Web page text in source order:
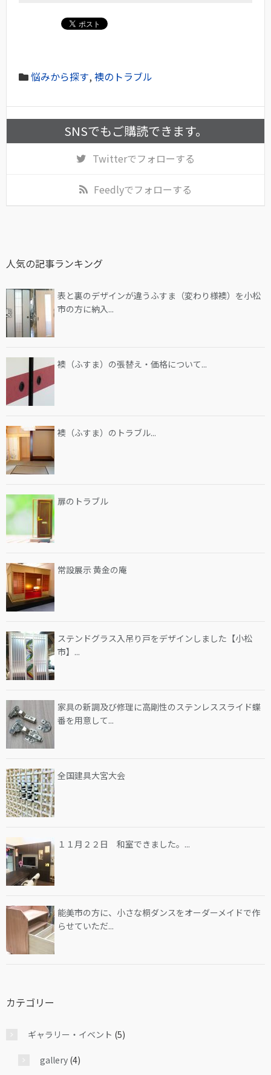
悩みから探す, 襖のトラブル
SNSでもご購読できます。
Twitterでフォローする
Feedlyでフォローする
人気の記事ランキング
表と裏のデザインが違うふすま（変わり様襖）を小松
市の方に納入...
襖（ふすま）の張替え・価格について...
襖（ふすま）のトラブル...
扉のトラブル
常設展示 黄金の庵
ステンドグラス入吊り戸をデザインしました【小松
市】...
家具の新調及び修理に高剛性のステンレススライド蝶
番を用意して...
全国建具大宮大会
１１月２２日 和室できました。...
能美市の方に、小さな桐ダンスをオーダーメイドで作
らせていただ...
カテゴリー
ギャラリー・イベント (5)
gallery (4)